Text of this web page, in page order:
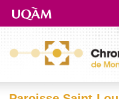
Aller directement au